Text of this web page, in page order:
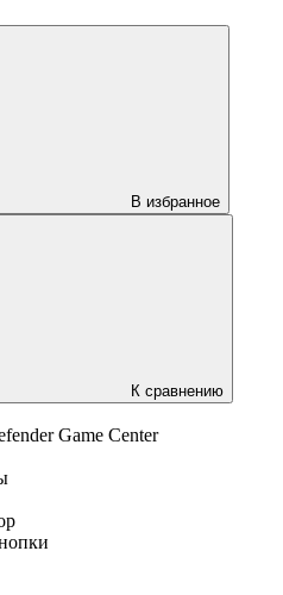
В избранное
К сравнению
Game Center